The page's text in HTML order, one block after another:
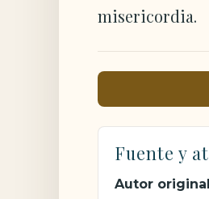
misericordia.
Fuente y
Autor